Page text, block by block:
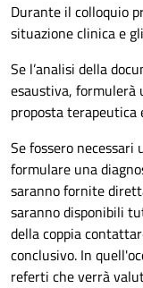
Durante il colloquio
situazione clinica e
Se l’analisi della
esaustiva,
proposta
Se fossero
formulare una
saranno fornite
saranno disponibili
della coppia
conclusivo. In
referti che verrà